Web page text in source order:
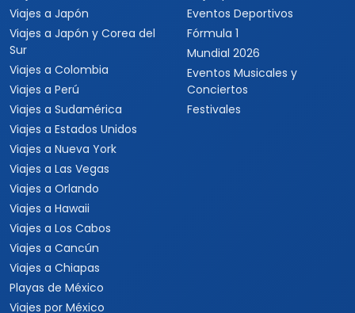
Viajes a Japón
Viajes a Japón y Corea del
Sur
Viajes a Colombia
Viajes a Perú
Viajes a Sudamérica
Viajes a Estados Unidos
Viajes a Nueva York
Viajes a Las Vegas
Viajes a Orlando
Viajes a Hawaii
Viajes a Los Cabos
Viajes a Cancún
Viajes a Chiapas
Playas de México
Viajes por México
Eventos Deportivos
Fórmula 1
Mundial 2026
Eventos Musicales y
Conciertos
Festivales